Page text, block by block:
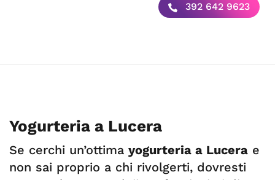
392 642 9623
Yogurteria a Lucera
Se cerchi un’ottima yogurteria a Lucera e
non sai proprio a chi rivolgerti, dovresti